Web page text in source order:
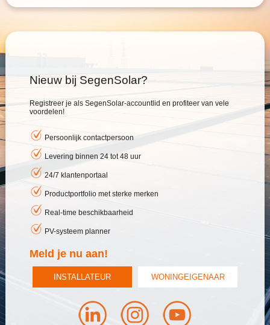
Nieuw bij SegenSolar?
Registreer je als SegenSolar-accountlid en profiteer van vele
voordelen!
Persoonlijk contactpersoon
Levering binnen 24 tot 48 uur
24/7 klantenportaal
Productportfolio met sterke merken
Real-time beschikbaarheid
PV-systeem planner
Meld je nu aan!
INSTALLATEUR WONINGEIGENAAR